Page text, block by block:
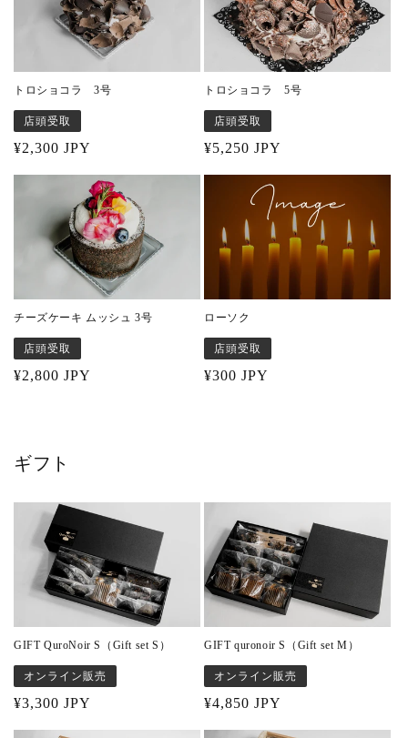
トロショコラ 3号
店頭受取
Regular
¥2,300 JPY
トロショコラ 5号
店頭受取
Regular
¥5,250 JPY
チーズケーキ ムッシュ 3号
店頭受取
Regular
¥2,800 JPY
ローソク
店頭受取
Regular
¥300 JPY
ギフト
GIFT QuroNoir S（Gift set S）
オンライン販売
Regular
¥3,300 JPY
GIFT quronoir S（Gift set M）
オンライン販売
Regular
¥4,850 JPY